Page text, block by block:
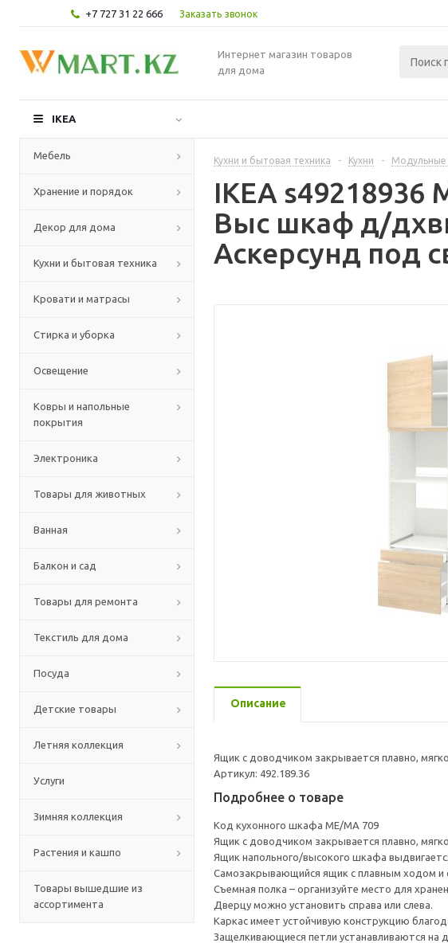
+7 727 31 22 666 Заказать звонок
Интернет магазин товаров
для дома
IKEA
Мебель
Хранение и порядок
Декор для дома
Кухни и бытовая техника
Кровати и матрасы
Стирка и уборка
Освещение
Ковры и напольные
покрытия
Электроника
Товары для животных
Ванная
Балкон и сад
Товары для ремонта
Текстиль для дома
Посуда
Детские товары
Летняя коллекция
Услуги
Зимняя коллекция
Растения и кашпо
Товары вышедшие из
ассортимента
Кухни и бытовая техника - Кухни -
IKEA
Выс шкаф д/
Аскерсунд под
Описание
Ящик с доводчиком закрывается плавно,
Артикул: 492.189.36
Подробнее о товаре
Код кухонного шкафа ME/MA 709
Ящик с доводчиком закрывается плавно,
Ящик напольного/высокого шкафа
Cамозакрывающийся ящик с плавным ходом и
Съемная полка – организуйте место для
Дверцу можно установить справа или слева.
Каркас имеет устойчивую конструкцию
Защелкивающиеся петли устанавливаются на